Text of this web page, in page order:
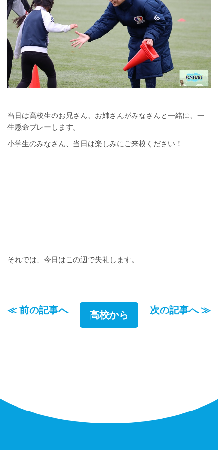
当日は高校生のお兄さん、お姉さんがみなさんと一緒に、一
生懸命プレーします。
小学生のみなさん、当日は楽しみにご来校ください！
それでは、今日はこの辺で失礼します。
≪ 前の記事へ 高校から 次の記事へ ≫